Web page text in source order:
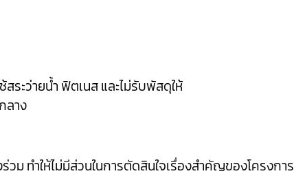
ระว่ายน้ำ ฟิตเนส และไม่รับพัสดุให้
ลาง
ม ทำให้ไม่มีส่วนในการตัดสินใจเรื่องสำคัญของโครงการ